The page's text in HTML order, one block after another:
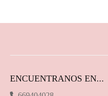
ENCUENTRANOS EN...